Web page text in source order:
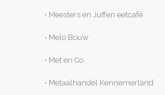
• Meesters en Juffen eetcafé
• Melo Bouw
• Met en Co
• Metaalhandel Kennemerland